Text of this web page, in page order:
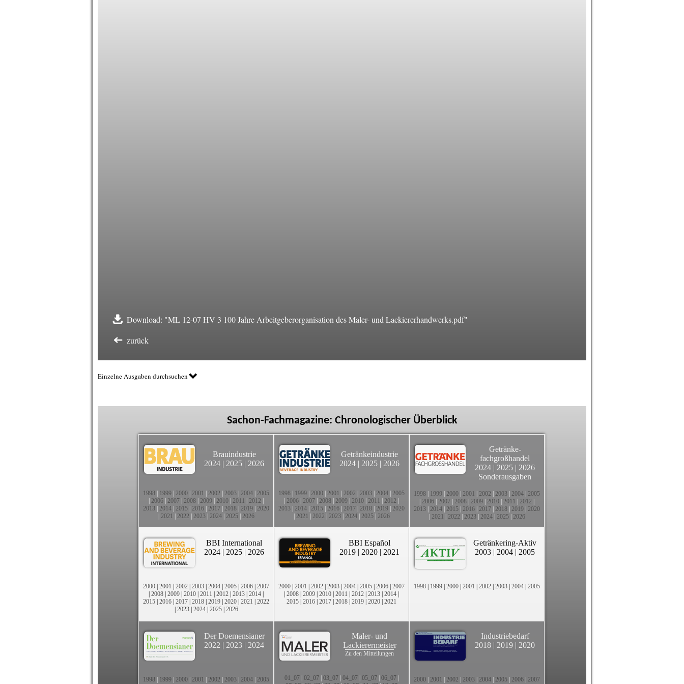
Download: "ML 12-07 HV 3 100 Jahre Arbeitgeberorganisation des Maler- und Lackiererhandwerks.pdf"
zurück
Einzelne Ausgaben durchsuchen
Sachon-Fachmagazine: Chronologischer Überblick
Brauindustrie
2024 | 2025 | 2026
1998 1999 2000 2001 2002 2003 2004 2005
2006 2007 2008 2009 2010 2011 2012
2013 2014 2015 2016 2017 2018 2019 2020
2021 2022 2023| 2024| 2025| 2026
Getränkeindustrie
2024 | 2025 | 2026
1998 1999 2000 2001 2002 2003 2004 2005
2006 2007 2008 2009 2010 2011 2012
2013 2014 2015 2016 2017 2018 2019 2020
2021 2022 2023| 2024| 2025| 2026
Getränke-
fachgroßhandel
2024 | 2025 | 2026
Sonderausgaben
1998 1999 2000 2001 2002 2003 2004 2005
2006 2007 2008 2009 2010 2011 2012
2013 2014 2015 2016 2017 2018 2019 2020
2021 2022 2023| 2024| 2025| 2026
BBI International
2024 | 2025 | 2026
2000 | 2001 | 2002 | 2003 | 2004 | 2005 | 2006 | 2007
| 2008 | 2009 | 2010 | 2011 | 2012 | 2013 | 2014 |
2015 | 2016 | 2017 | 2018 | 2019 | 2020 | 2021 | 2022
| 2023| 2024| 2025| 2026
BBI Español
2019 | 2020 | 2021
2000 | 2001 | 2002 | 2003 | 2004 | 2005 | 2006 | 2007
| 2008 | 2009 | 2010 | 2011 | 2012 | 2013 | 2014 |
2015 | 2016 | 2017 | 2018 | 2019 | 2020 | 2021
Getränkering-Aktiv
2003 | 2004 | 2005
1998 | 1999 | 2000 | 2001 | 2002 | 2003 | 2004 | 2005
Der Doemensianer
2022 | 2023 | 2024
1998 1999 2000 2001 2002 2003 2004 2005
Maler- und
Lackierermeister
Zu den Mitteilungen
01_07| 02_07| 03_07| 04_07| 05_07| 06_07|
Industriebedarf
2018 | 2019 | 2020
2000 2001 2002 2003 2004 2005 2006 2007